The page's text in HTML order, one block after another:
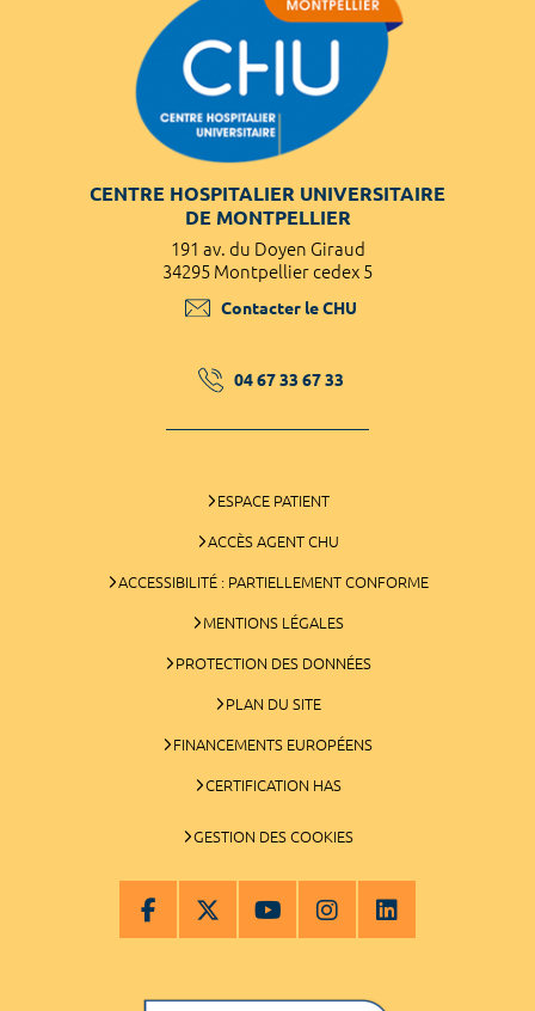
CENTRE HOSPITALIER UNIVERSITAIRE
DE MONTPELLIER
191 av. du Doyen Giraud
34295 Montpellier cedex 5
Contacter le CHU
04 67 33 67 33
ESPACE PATIENT
ACCÈS AGENT CHU
ACCESSIBILITÉ : PARTIELLEMENT CONFORME
MENTIONS LÉGALES
PROTECTION DES DONNÉES
PLAN DU SITE
FINANCEMENTS EUROPÉENS
CERTIFICATION HAS
GESTION DES COOKIES